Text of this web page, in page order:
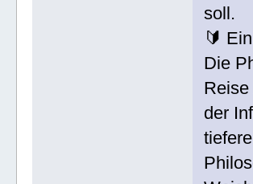
soll.
🔰
Die
der